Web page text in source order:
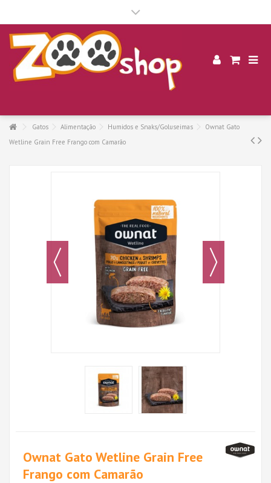
Gatos Alimentação Humidos e Snaks/Goluseimas
Ownat Gato
Wetline Grain Free Frango com Camarão
Ownat Gato Wetline Grain Free
Frango com Camarão